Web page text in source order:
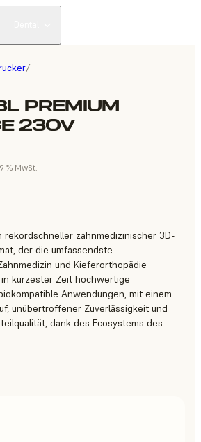
/
PREMIUM
230V
% MwSt.
rekordschneller zahnmedizinischer 3D-
der die umfassendste
und Kieferorthopädie
kürzester Zeit hochwertige
Anwendungen, mit einem
unübertroffener Zuverlässigkeit und
dank des Ecosystems des